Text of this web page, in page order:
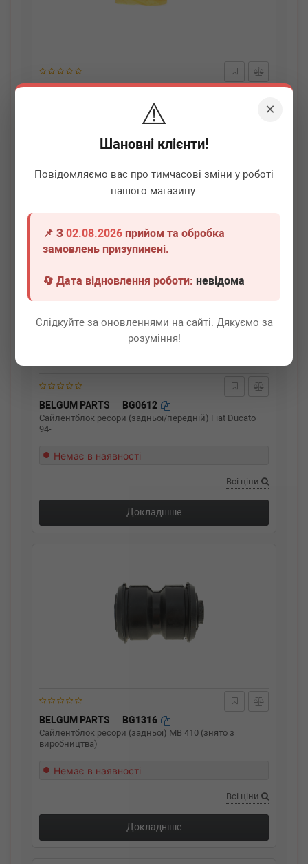
×
⚠️
Шановні клієнти!
Повідомляємо вас про тимчасові зміни у роботі
нашого магазину.
📌 З02.08.2026 прийом та обробка
замовлень призупинені.
🔄 Дата відновлення роботи:невідома
Слідкуйте за оновленнями на сайті. Дякуємо за
розуміння!
BELGUM PARTS BG0605
Сайлентблок ресори (задньої) Fiat Doblo 01-
Немає в наявності
Докладніше
BELGUM PARTS BG0612
Сайлентблок ресори (задньої/передній) Fiat Ducato
94-
Немає в наявності
Всі ціни
Докладніше
BELGUM PARTS BG1316
Сайлентблок ресори (задньої) MB 410 (знято з
виробництва)
Немає в наявності
Всі ціни
Докладніше